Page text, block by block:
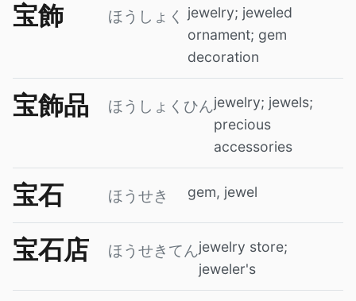
宝飾 ほうしょく
jewelry; jeweled
ornament; gem
decoration
宝飾品 ほうしょくひんjewelry; jewels;
precious
accessories
宝石 ほうせき gem, jewel
宝石店 ほうせきてんjewelry store;
jeweler's